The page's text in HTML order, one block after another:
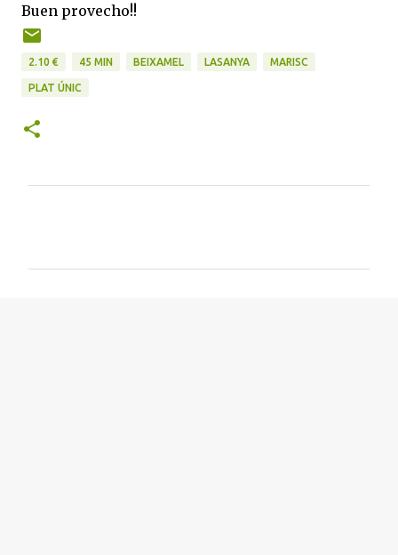
Buen provecho!!
2.10 € 45 MIN BEIXAMEL LASANYA MARISC
PLAT ÚNIC